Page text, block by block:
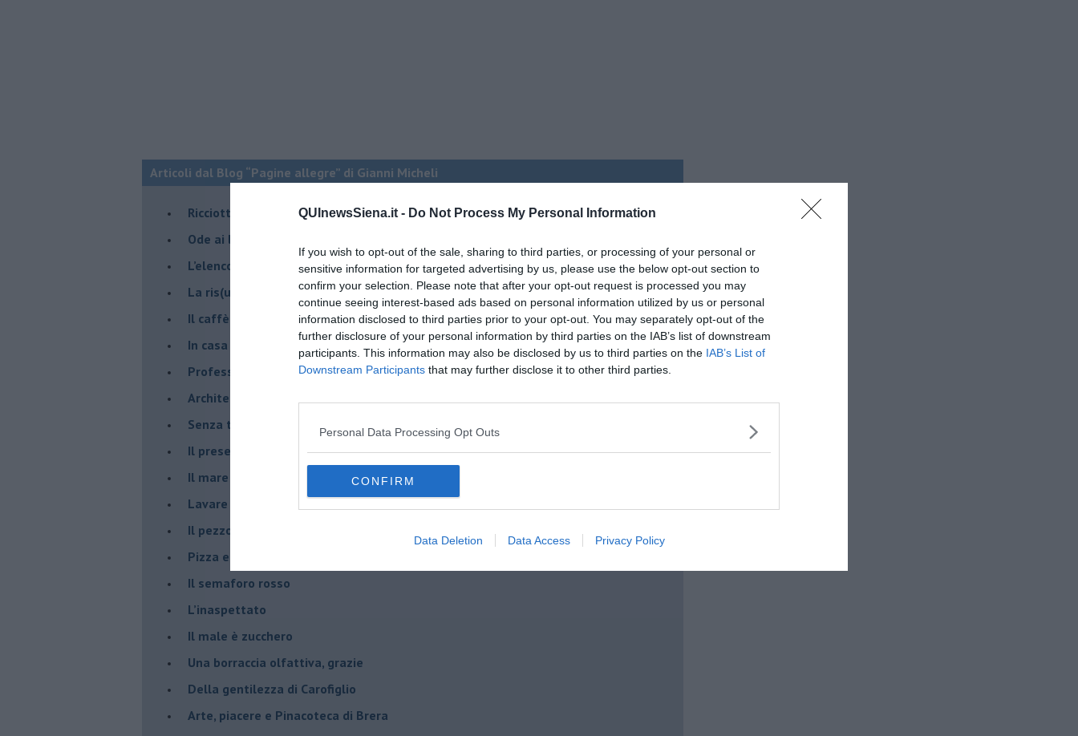
QUInewsSiena.it - Do Not Process My Personal Information
If you wish to opt-out of the sale, sharing to third parties, or processing of your personal or
sensitive information for targeted advertising by us, please use the below opt-out section to
confirm your selection. Please note that after your opt-out request is processed you may
continue seeing interest-based ads based on personal information utilized by us or personal
information disclosed to third parties prior to your opt-out. You may separately opt-out of the
further disclosure of your personal information by third parties on the IAB’s list of downstream
participants. This information may also be disclosed by us to third parties on the IAB’s List of
Downstream Participants that may further disclose it to other third parties.
Personal Data Processing Opt Outs
CONFIRM
Data Deletion Data Access Privacy Policy
Articoli dal Blog “Pagine allegre” di Gianni Micheli
​Ricciotti Ensemble: ovunque e per tutti
Ode ai lacci
​L’elenco telefonico
​La ris(u)onanza
​Il caffè Mattia Moreni
​In casa ho una macchina del tempo
Professione: reporter
Architettura che abbaglia
​Senza tasche, un po’ come me
​Il presepe di San Martino
​Il mare d’autunno
​Lavare la coscienza
​Il pezzo di legno
​Pizza e birra
​Il semaforo rosso
​L’inaspettato
​Il male è zucchero
​Una borraccia olfattiva, grazie
​Della gentilezza di Carofiglio
Arte, piacere e Pinacoteca di Brera